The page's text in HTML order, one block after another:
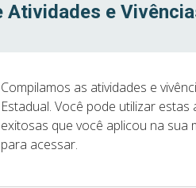
Atividades e
Compilamos as atividades e
Estadual. Você pode utilizar
exitosas que você aplicou na sua
para acessar.